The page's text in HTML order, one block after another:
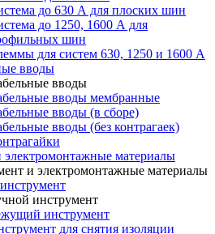
до 630 А для плоских шин
до 1250, 1600 А для
шин
для систем 630, 1250 и 1600 А
вводы
вводы
вводы мембранные
вводы (в сборе)
вводы (без контрагаек)
материалы
и электромонтажные материалы
инструмент
инструмент
для снятия изоляции